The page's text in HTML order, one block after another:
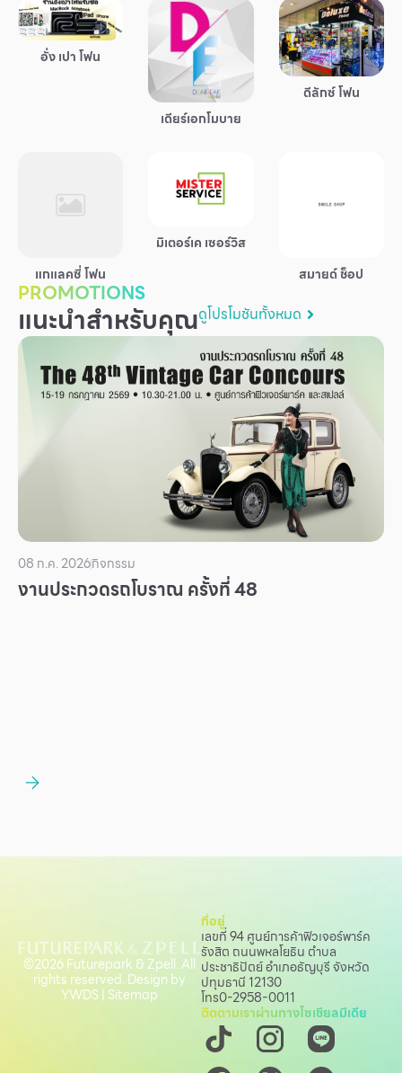
Superstores
บริการ
เพื่อสังคม
ฟิวเจอร์ซิตี้
ร่วมงานกับเรา
สมัครงาน
สิทธิประโยชน์ที่ฟิวเจอร์พาร์ค
อั่ง เปา โฟน
เดียร์เอกโมบาย
ดีลักซ์ โฟน
แกแลคซี่ โฟน
มิเตอร์เค เซอร์วิส
สมายด์ ช็อป
PROMOTIONS
แนะนำสำหรับคุณดูโปรโมชันทั้งหมด
08 ก.ค. 2026กิจกรรม
งานประกวดรถโบราณ ครั้งที่ 48
ที่อยู่
เลขที่ 94 ศูนย์การค้าฟิวเจอร์พาร์ค
รังสิต ถนนพหลโยธิน ตำบล
ประชาธิปัตย์ อำเภอธัญบุรี จังหวัด
ปทุมธานี 12130
โทร0-2958-0011
ติดตามเราผ่านทางโซเชียลมีเดีย
©2026 Futurepark & Zpell. All
rights reserved. Design by
YWDS| Sitemap